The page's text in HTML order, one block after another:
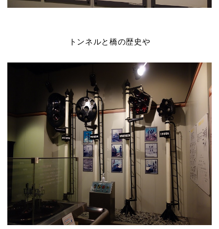
トンネルと橋の歴史や